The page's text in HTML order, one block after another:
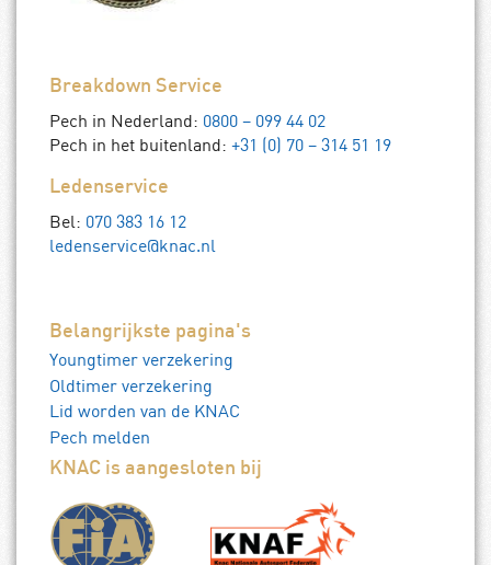
Breakdown Service
Pech in Nederland: 0800 – 099 44 02
Pech in het buitenland: +31 (0) 70 – 314 51 19
Ledenservice
Bel: 070 383 16 12
ledenservice@knac.nl
Belangrijkste pagina's
Youngtimer verzekering
Oldtimer verzekering
Lid worden van de KNAC
Pech melden
KNAC is aangesloten bij